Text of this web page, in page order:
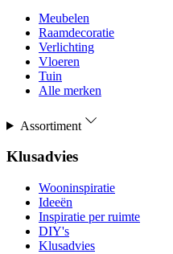
Meubelen
Raamdecoratie
Verlichting
Vloeren
Tuin
Alle merken
Assortiment
Klusadvies
Wooninspiratie
Ideeën
Inspiratie per ruimte
DIY's
Klusadvies